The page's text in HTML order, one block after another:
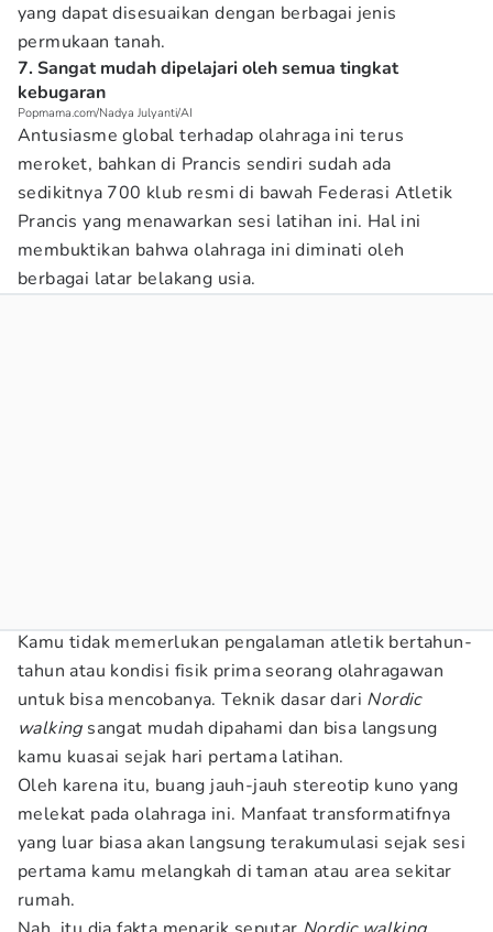
yang dapat disesuaikan dengan berbagai jenis
permukaan tanah.
7. Sangat mudah dipelajari oleh semua tingkat
kebugaran
Popmama.com/Nadya Julyanti/AI
Antusiasme global terhadap olahraga ini terus
meroket, bahkan di Prancis sendiri sudah ada
sedikitnya 700 klub resmi di bawah Federasi Atletik
Prancis yang menawarkan sesi latihan ini. Hal ini
membuktikan bahwa olahraga ini diminati oleh
berbagai latar belakang usia.
Kamu tidak memerlukan pengalaman atletik bertahun-
tahun atau kondisi fisik prima seorang olahragawan
untuk bisa mencobanya. Teknik dasar dari Nordic
walkingsangat mudah dipahami dan bisa langsung
kamu kuasai sejak hari pertama latihan.
Oleh karena itu, buang jauh-jauh stereotip kuno yang
melekat pada olahraga ini. Manfaat transformatifnya
yang luar biasa akan langsung terakumulasi sejak sesi
pertama kamu melangkah di taman atau area sekitar
rumah.